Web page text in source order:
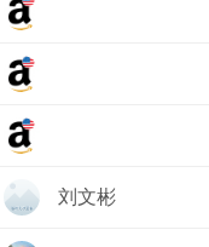
刘文彬